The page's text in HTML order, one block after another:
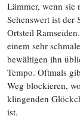
Lämmer, wenn sie
Sehenswert ist der
Ortsteil
einem sehr
bewältigen ihn
Tempo. Oftmals
Weg blockieren,
klingenden
ist.